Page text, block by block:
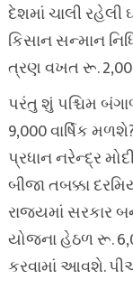
દેશમાં ચાલી
કિસાન સન્માન
ત્રણ વખત રૂ.
પરંતુ શું પશ્ચિમ
9,000 વાર્ષિક
પ્રધાન નરેન્દ્ર
બીજા તબક્કા
રાજ્યમાં સરકાર
યોજના હેઠળ રૂ.
કરવામાં આવશે.